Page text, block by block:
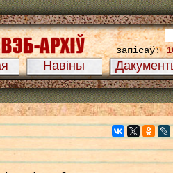
Навіны
запісаў: